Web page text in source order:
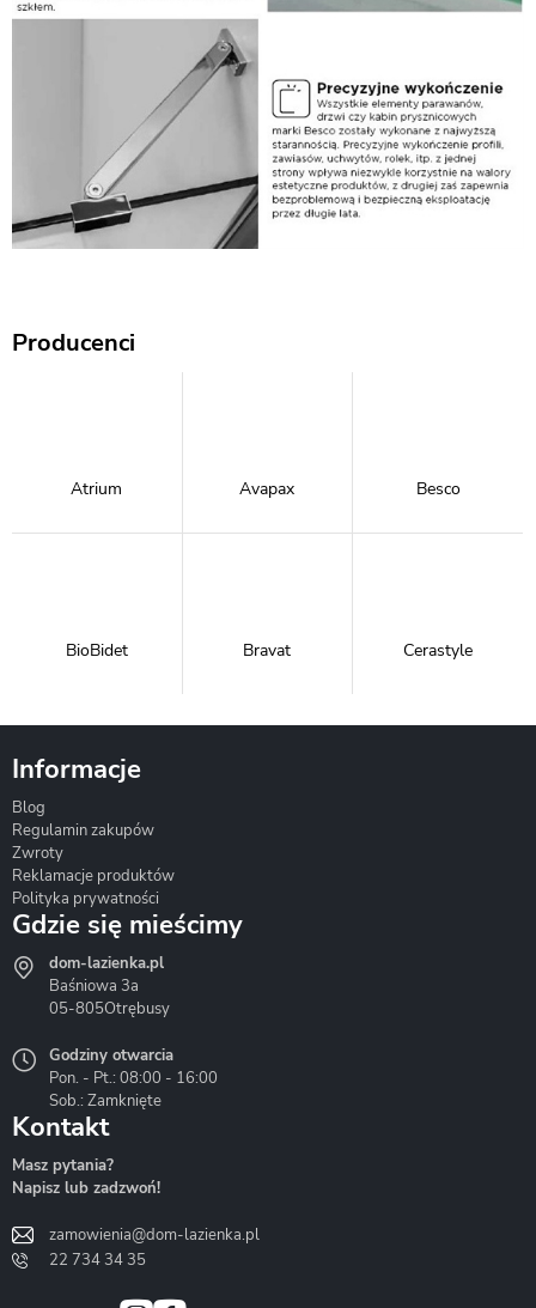
Producenci
Atrium Avapax Besco
BioBidet Bravat Cerastyle
Hydrostop
Liveno
Informacje
Blog
Regulamin zakupów
Zwroty
Reklamacje produktów
Polityka prywatności
Gdzie się mieścimy
dom-lazienka.pl
Baśniowa 3a
05-805Otrębusy
Godziny otwarcia
Pon. - Pt.: 08:00 - 16:00
Sob.: Zamknięte
Kontakt
Masz pytania?
Napisz lub zadzwoń!
zamowienia@dom-lazienka.pl
22 734 34 35